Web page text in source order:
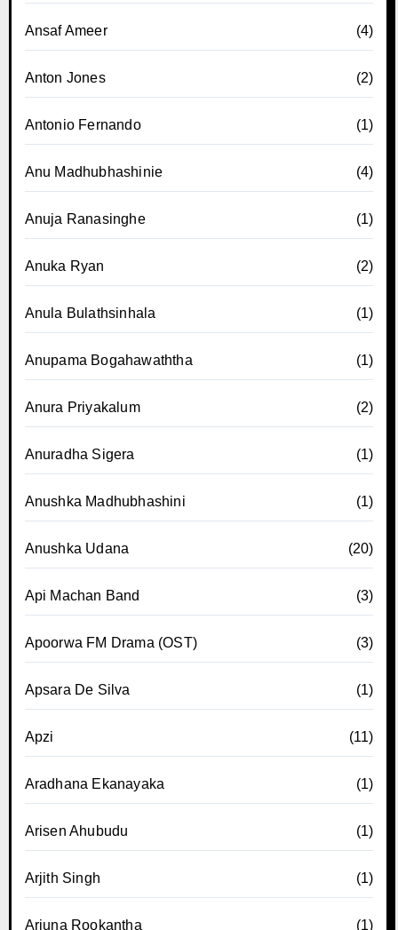
Ansaf Ameer (4)
Anton Jones (2)
Antonio Fernando (1)
Anu Madhubhashinie (4)
Anuja Ranasinghe (1)
Anuka Ryan (2)
Anula Bulathsinhala (1)
Anupama Bogahawaththa (1)
Anura Priyakalum (2)
Anuradha Sigera (1)
Anushka Madhubhashini (1)
Anushka Udana (20)
Api Machan Band (3)
Apoorwa FM Drama (OST) (3)
Apsara De Silva (1)
Apzi (11)
Aradhana Ekanayaka (1)
Arisen Ahubudu (1)
Arjith Singh (1)
Arjuna Rookantha (1)